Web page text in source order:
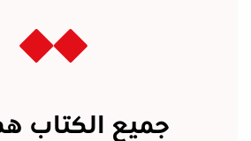
جميع الكتاب